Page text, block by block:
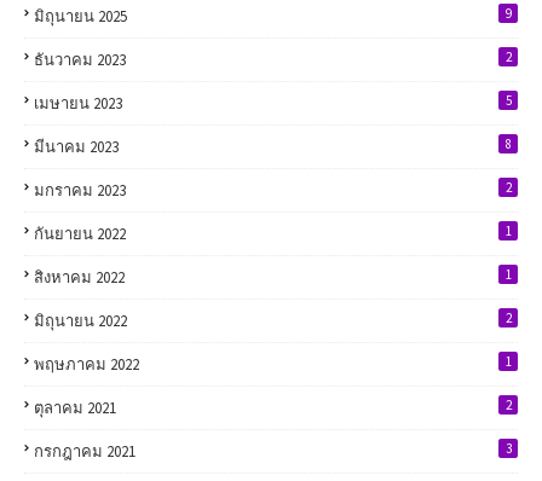
มิถุนายน 2025 9
ธันวาคม 2023 2
เมษายน 2023 5
มีนาคม 2023 8
มกราคม 2023 2
กันยายน 2022 1
สิงหาคม 2022 1
มิถุนายน 2022 2
พฤษภาคม 2022 1
ตุลาคม 2021 2
กรกฎาคม 2021 3